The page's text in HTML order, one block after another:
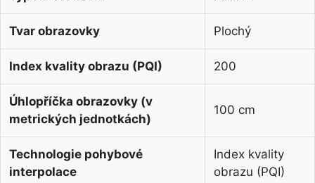
Tvar obrazovky Plochý
Index kvality obrazu (PQI) 200
Úhlopříčka obrazovky (v
metrických jednotkách)
100 cm
Technologie pohybové
interpolace
Index kvality
obrazu (PQI)